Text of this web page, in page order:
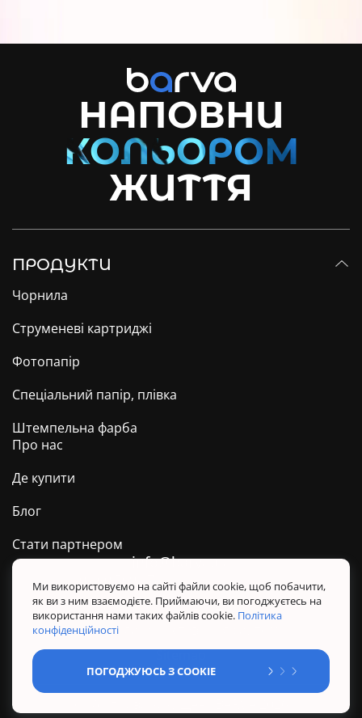
НАПОВНИ
ЖИТТЯ
ПРОДУКТИ
Чорнила
Струменеві картриджі
Фотопапір
Спеціальний папір, плівка
Штемпельна фарба
Про нас
Де купити
Блог
Стати партнером
Техпідтримка ТМ BARVA
Політика конфіденційності
Правила користування сайтом
Sitemap
info@barva.ua
Ми використовуємо на сайті файли cookie, щоб побачити,
як ви з ним взаємодієте. Приймаючи, ви погоджуєтесь на
використання нами таких файлів cookie. Політика
конфіденційності
ПОГОДЖУЮСЬ З COOKIE